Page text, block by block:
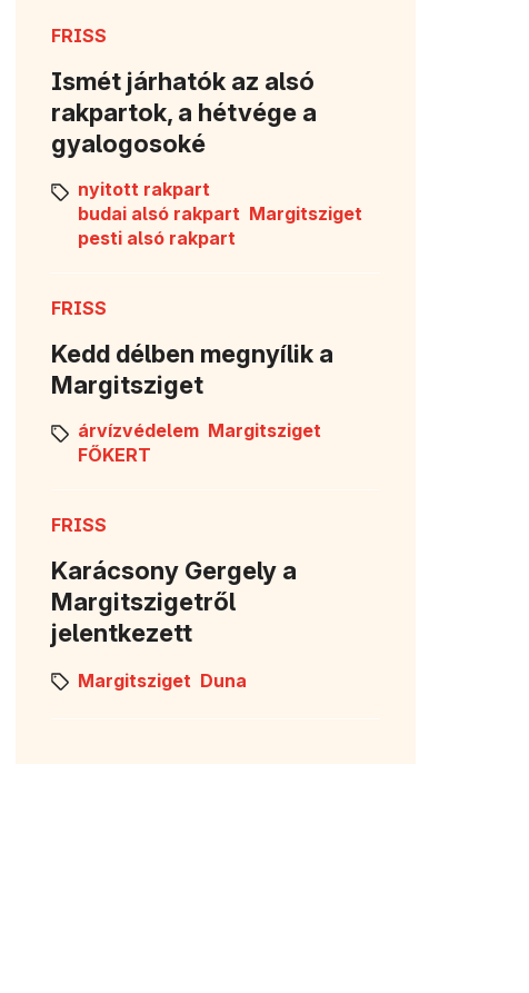
FRISS
Ismét járhatók az alsó
rakpartok, a hétvége a
gyalogosoké
nyitott rakpart
budai alsó rakpart Margitsziget
pesti alsó rakpart
FRISS
Kedd délben megnyílik a
Margitsziget
árvízvédelem Margitsziget
FŐKERT
FRISS
Karácsony Gergely a
Margitszigetről
jelentkezett
Margitsziget Duna